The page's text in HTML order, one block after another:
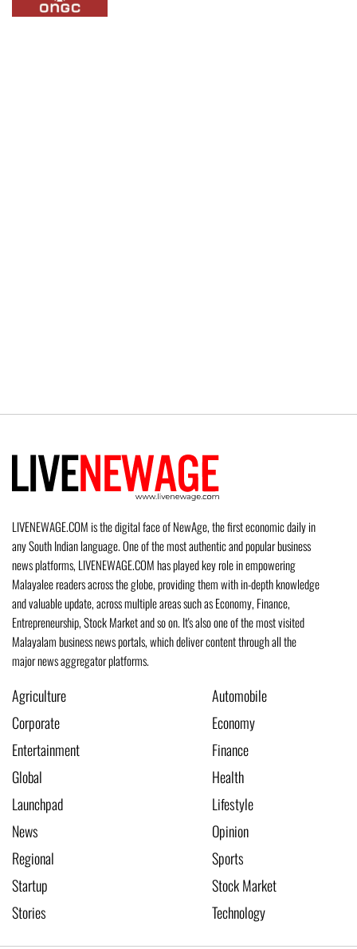
LIVENEWAGE.COM is the digital face of NewAge, the first economic daily in
any South Indian language. One of the most authentic and popular business
news platforms, LIVENEWAGE.COM has played key role in empowering
Malayalee readers across the globe, providing them with in-depth knowledge
and valuable update, across multiple areas such as Economy, Finance,
Entrepreneurship, Stock Market and so on. It's also one of the most visited
Malayalam business news portals, which deliver content through all the
major news aggregator platforms.
Agriculture
Automobile
Corporate
Economy
Entertainment
Finance
Global
Health
Launchpad
Lifestyle
News
Opinion
Regional
Sports
Startup
Stock Market
Stories
Technology